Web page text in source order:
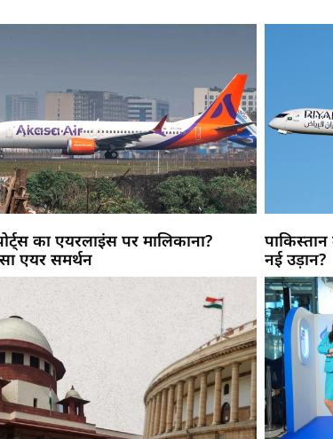
का एयरलाइंस पर मालिकाना?
एयर समर्थन
नई उड़ान?